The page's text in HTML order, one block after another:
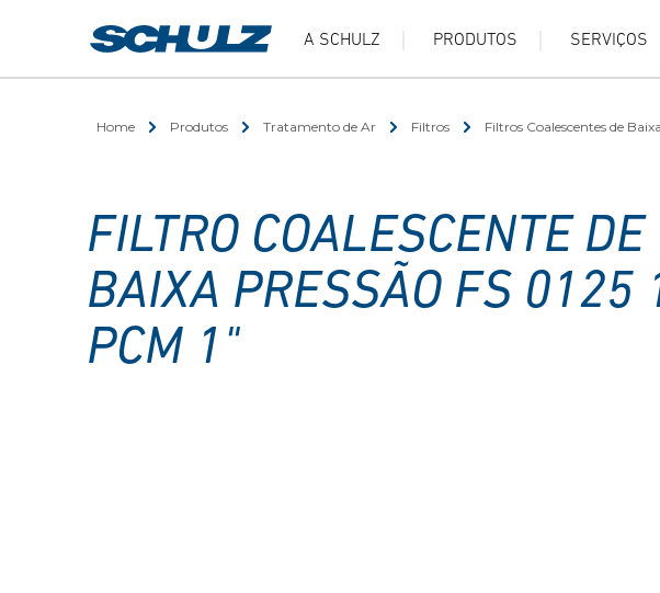
A SCHULZ PRODUTOS SERVIÇOS
Home Produtos Tratamento de Ar Filtros Filtros Coalescentes de
FILTRO COALESCENTE DE
BAIXA PRESSÃO FS 0125
PCM 1"